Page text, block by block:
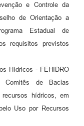
e Controle da
de Orientação a
Estadual de
requisitos previstos
Hídricos - FEHIDRO
de Bacias
recursos hídricos, em
Uso por Recursos